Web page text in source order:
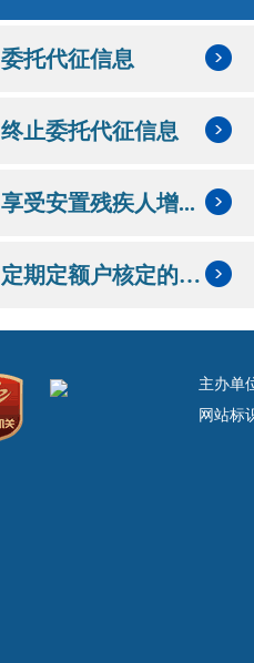
委托代征信息
终止委托代征信息
享受安置残疾人增...
定期定额户核定的定额和应纳税额情况
主办单
网站标